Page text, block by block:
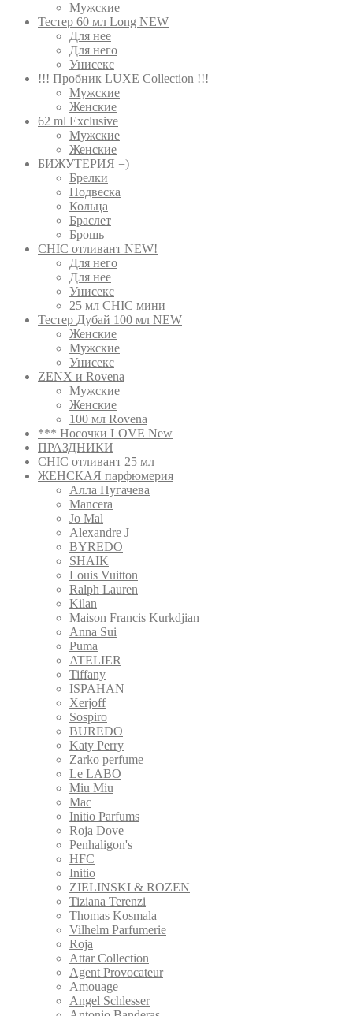
Мужские
Тестер 60 мл Long NEW
Для нее
Для него
Унисекс
!!! Пробник LUXE Collection !!!
Мужские
Женские
62 ml Exclusive
Мужские
Женские
БИЖУТЕРИЯ =)
Брелки
Подвеска
Кольца
Браслет
Брошь
CHIC отливант NEW!
Для него
Для нее
Унисекс
25 мл CHIC мини
Тестер Дубай 100 мл NEW
Женские
Мужские
Унисекс
ZENX и Rovena
Мужские
Женские
100 мл Rovena
*** Носочки LOVE New
ПРАЗДНИКИ
CHIC отливант 25 мл
ЖЕНСКАЯ парфюмерия
Алла Пугачева
Mancera
Jo Mal
Alexandre J
BYREDO
SHAIK
Louis Vuitton
Ralph Lauren
Kilan
Maison Francis Kurkdjian
Anna Sui
Puma
ATELIER
Tiffany
ISPAHAN
Xerjoff
Sospiro
BUREDO
Katy Perry
Zarko perfume
Le LABO
Miu Miu
Mac
Initio Parfums
Roja Dove
Penhaligon's
HFC
Initio
ZIELINSKI & ROZEN
Tiziana Terenzi
Thomas Kosmala
Vilhelm Parfumerie
Roja
Attar Collection
Agent Provocateur
Amouage
Angel Schlesser